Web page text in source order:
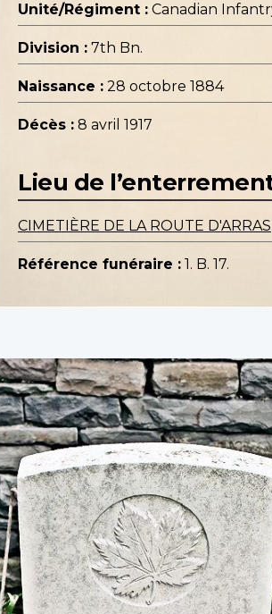
Unité/Régiment : Canadian
Division : 7th Bn.
Naissance : 28 octobre 1884
Décès : 8 avril 1917
Lieu de
CIMETIÈRE DE LA ROUTE D'ARRAS
Référence funéraire : 1. B. 17.